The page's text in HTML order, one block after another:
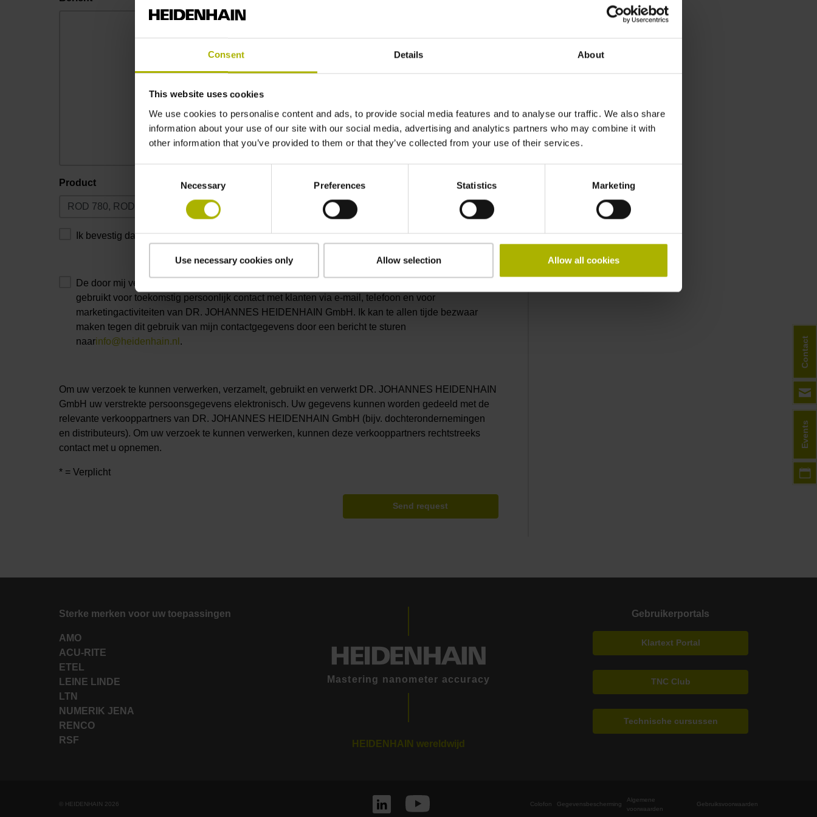
Consent Details About
This website uses cookies
We use cookies to personalise content and ads, to provide social media features and to analyse our traffic. We also share
information about your use of our site with our social media, advertising and analytics partners who may combine it with
other information that you’ve provided to them or that they’ve collected from your use of their services.
Necessary Preferences Statistics Marketing
Use necessary cookies only Allow selection Allow all cookies
Product
Ik bevestig dat ik deprivacyverklaringheb gelezen en accepteer deze.*
De door mij verstrekte gegevens mogen door DR. JOHANNES HEIDENHAIN GmbH worden
gebruikt voor toekomstig persoonlijk contact met klanten via e-mail, telefoon en voor
marketingactiviteiten van DR. JOHANNES HEIDENHAIN GmbH. Ik kan te allen tijde bezwaar
maken tegen dit gebruik van mijn contactgegevens door een bericht te sturen
naarinfo@heidenhain.nl .
Om uw verzoek te kunnen verwerken, verzamelt, gebruikt en verwerkt DR. JOHANNES HEIDENHAIN
GmbH uw verstrekte persoonsgegevens elektronisch. Uw gegevens kunnen worden gedeeld met de
relevante verkooppartners van DR. JOHANNES HEIDENHAIN GmbH (bijv. dochterondernemingen
en distributeurs). Om uw verzoek te kunnen verwerken, kunnen deze verkooppartners rechtstreeks
contact met u opnemen.
* = Verplicht
Send request
Sterke merken voor uw toepassingen
AMO
ACU-RITE
ETEL
LEINE LINDE
LTN
NUMERIK JENA
RENCO
RSF
Mastering nanometer accuracy
HEIDENHAIN wereldwijd
Gebruikerportals
Klartext Portal
TNC Club
Technische cursussen
© HEIDENHAIN 2026 Colofon Gegevensbescherming
Algemene
voorwaarden
Gebruiksvoorwaarden
Events
Contact